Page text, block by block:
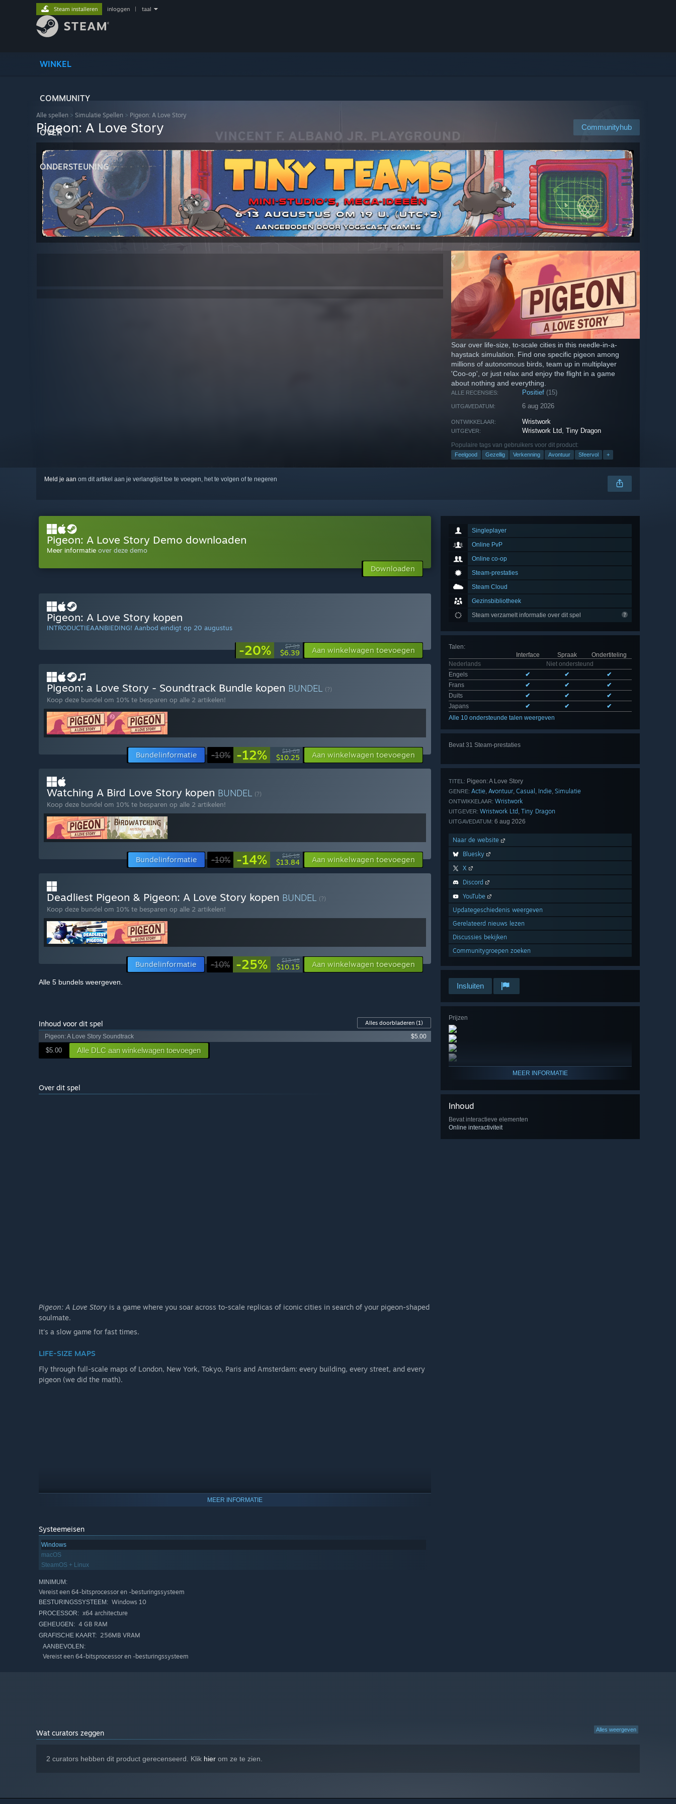
WINKEL
COMMUNITY
OVER
ONDERSTEUNING
Steam installeren inloggen taal
Alle spellen > Simulatie Spellen > Pigeon: A Love Story
Communityhub
Pigeon: A Love Story
Soar over life-size, to-scale cities in this needle-in-a-
haystack simulation. Find one specific pigeon among
millions of autonomous birds, team up in multiplayer
'Coo-op', or just relax and enjoy the flight in a game
about nothing and everything.
ALLE RECENSIES: Positief (15)
UITGAVEDATUM: 6 aug 2026
ONTWIKKELAAR: Wristwork
UITGEVER: Wristwork Ltd ,Tiny Dragon
Populaire tags van gebruikers voor dit product:
Feelgood Gezellig Verkenning Avontuur Sfeervol +
Meld je aan om dit artikel aan je verlanglijst toe te voegen, het te volgen of te negeren
Singleplayer
Online PvP
Online co-op
Steam-prestaties
Steam Cloud
Gezinsbibliotheek
Steam verzamelt informatie over dit spel
Talen:
Interface
Spraak
Ondertiteling
Nederlands
Niet ondersteund
Engels
✔ ✔
✔
Frans
✔ ✔
✔
Duits
✔ ✔
✔
Japans
✔ ✔
✔
Alle 10 ondersteunde talen weergeven
Bevat 31 Steam-prestaties
TITEL: Pigeon: A Love Story
GENRE: Actie Avontuur Casual Indie Simulatie
ONTWIKKELAAR: Wristwork
UITGEVER: Wristwork Ltd Tiny Dragon
UITGAVEDATUM: 6 aug 2026
Naar de website
Bluesky
X
Discord
YouTube
Updategeschiedenis weergeven
Gerelateerd nieuws lezen
Discussies bekijken
Communitygroepen zoeken
Insluiten
Prijzen
MEER INFORMATIE
Inhoud
Bevat interactieve elementen
Online interactiviteit
Pigeon: A Love Story Demo downloaden
Meer informatie over deze demo
Downloaden
Pigeon: A Love Story kopen
INTRODUCTIEAANBIEDING! Aanbod eindigt op 20 augustus
-20% $7.99
$6.39 Aan winkelwagen toevoegen
Pigeon: a Love Story - Soundtrack Bundle kopen BUNDEL (?)
Koop deze bundel om 10% te besparen op alle 2 artikelen!
Bundelinformatie -10% -12% $11.69
$10.25 Aan winkelwagen toevoegen
Watching A Bird Love Story kopen BUNDEL (?)
Koop deze bundel om 10% te besparen op alle 2 artikelen!
Bundelinformatie -10% -14% $16.18
$13.84 Aan winkelwagen toevoegen
Deadliest Pigeon & Pigeon: A Love Story kopen BUNDEL (?)
Koop deze bundel om 10% te besparen op alle 2 artikelen!
Bundelinformatie -10% -25% $13.48
$10.15 Aan winkelwagen toevoegen
Alle 5 bundels weergeven.
Inhoud voor dit spel Alles doorbladeren (1)
Pigeon: A Love Story Soundtrack
$5.00
$5.00 Alle DLC aan winkelwagen toevoegen
Over dit spel
Pigeon: A Love Story is a game where you soar across to-scale replicas of iconic cities in search of your pigeon-shaped
soulmate.
It's a slow game for fast times.
LIFE-SIZE MAPS
Fly through full-scale maps of London, New York, Tokyo, Paris and Amsterdam: every building, every street, and every
pigeon (we did the math).
PIGEON-SIM™ TECH
somewhere, is waiting for you.
MEER INFORMATIE
Systeemeisen
Windows
macOS
SteamOS + Linux
MINIMUM:
Vereist een 64-bitsprocessor en -besturingssysteem
BESTURINGSSYSTEEM: Windows 10
PROCESSOR: x64 architecture
GEHEUGEN: 4 GB RAM
GRAFISCHE KAART: 256MB VRAM
AANBEVOLEN:
Vereist een 64-bitsprocessor en -besturingssysteem
Alles weergeven
Wat curators zeggen
2 curators hebben dit product gerecenseerd. Klik hier om ze te zien.